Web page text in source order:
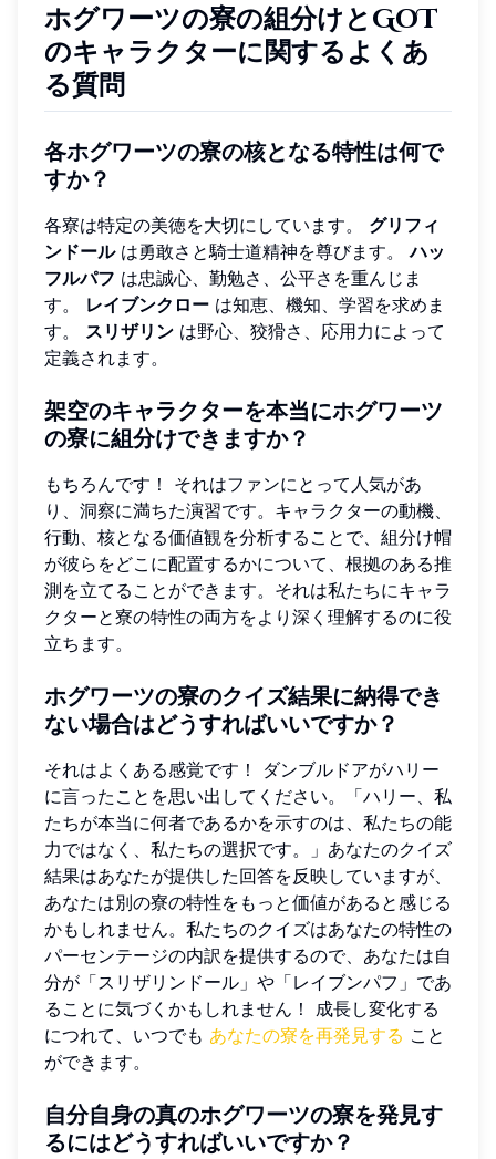
ホグワーツの寮の組分けとGoT
のキャラクターに関するよくあ
る質問
各ホグワーツの寮の核となる特性は何で
すか？
各寮は特定の美徳を大切にしています。 グリフィ
ンドールは勇敢さと騎士道精神を尊びます。ハッ
フルパフ は忠誠心、勤勉さ、公平さを重んじま
す。 レイブンクロー は知恵、機知、学習を求めま
す。 スリザリン は野心、狡猾さ、応用力によって
定義されます。
架空のキャラクターを本当にホグワーツ
の寮に組分けできますか？
もちろんです！ それはファンにとって人気があ
り、洞察に満ちた演習です。キャラクターの動機、
行動、核となる価値観を分析することで、組分け帽
が彼らをどこに配置するかについて、根拠のある推
測を立てることができます。それは私たちにキャラ
クターと寮の特性の両方をより深く理解するのに役
立ちます。
ホグワーツの寮のクイズ結果に納得でき
ない場合はどうすればいいですか？
それはよくある感覚です！ ダンブルドアがハリー
に言ったことを思い出してください。「ハリー、私
たちが本当に何者であるかを示すのは、私たちの能
力ではなく、私たちの選択です。」あなたのクイズ
結果はあなたが提供した回答を反映していますが、
あなたは別の寮の特性をもっと価値があると感じる
かもしれません。私たちのクイズはあなたの特性の
パーセンテージの内訳を提供するので、あなたは自
分が「スリザリンドール」や「レイブンパフ」であ
ることに気づくかもしれません！ 成長し変化する
につれて、いつでも あなたの寮を再発見する こと
ができます。
自分自身の真のホグワーツの寮を発見す
るにはどうすればいいですか？